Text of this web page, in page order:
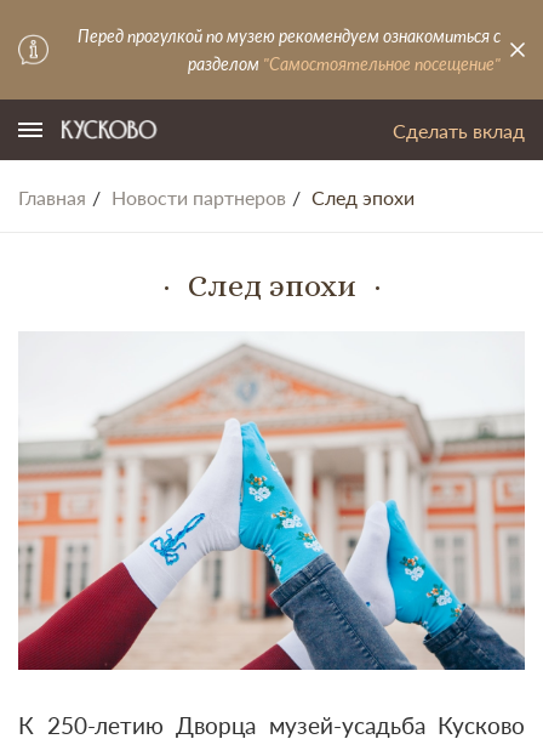
Перед прогулкой по музею рекомендуем ознакомиться с
разделом "Самостоятельное посещение"
Сделать вклад
Главная Новости партнеров След эпохи
След эпохи
К 250-летию Дворца музей-усадьба Кусково